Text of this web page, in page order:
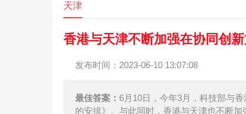
天津
香港与天津不断加强在协同创
发布时间：2023-06-10 13:07:08
最佳答案： 6月10日，今年3月，科技部与
的安排》。与此同时，香港与天津也不断